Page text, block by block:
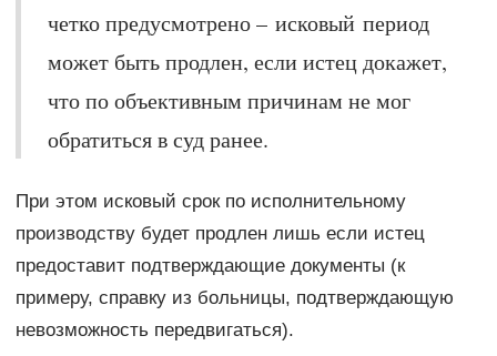
четко предусмотрено – исковый период
может быть продлен, если истец докажет,
что по объективным причинам не мог
обратиться в суд ранее.
При этом исковый срок по исполнительному
производству будет продлен лишь если истец
предоставит подтверждающие документы (к
примеру, справку из больницы, подтверждающую
невозможность передвигаться).